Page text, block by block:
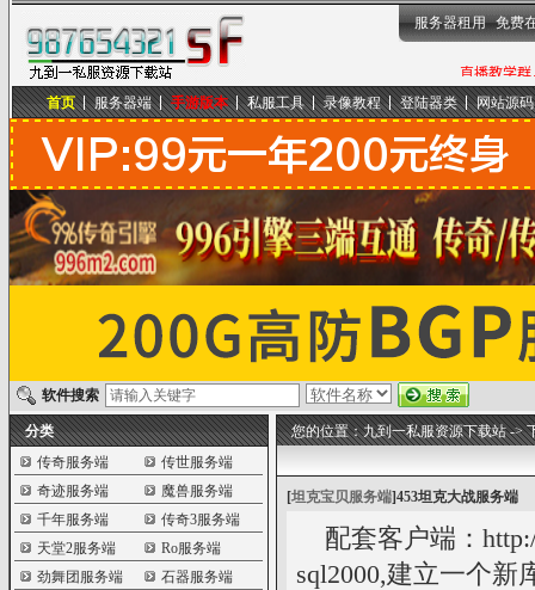
九到一私服资源下载站
服务器租用 免费
首页 服务器端 手游版本 私服工具 录像教程 登陆器类 网站源码
软件搜索
分类
传奇服务端
传世服务端
奇迹服务端
魔兽服务端
千年服务端
传奇3服务端
天堂2服务端
Ro服务端
劲舞团服务端
石器服务端
您的位置：九到一私服资源下载站->
[坦克宝贝服务端]453坦克大战服务端
配套客户端：
sql2000,建立一个新